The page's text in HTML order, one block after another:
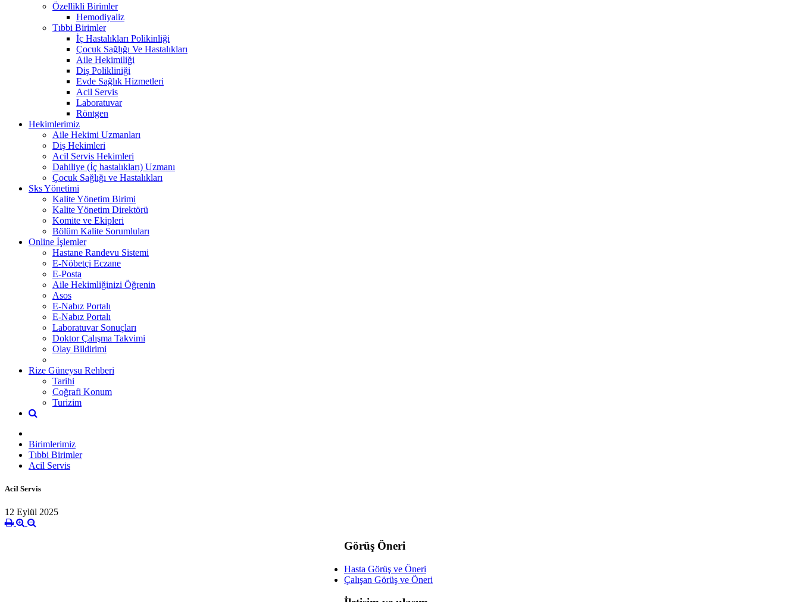
Özellikli Birimler
Hemodiyaliz
Tıbbi Birimler
İç Hastalıkları Polikinliği
Çocuk Sağlığı Ve Hastalıkları
Aile Hekimiliği
Diş Polikliniği
Evde Sağlık Hizmetleri
Acil Servis
Laboratuvar
Röntgen
Hekimlerimiz
Aile Hekimi Uzmanları
Diş Hekimleri
Acil Servis Hekimleri
Dahiliye (İç hastalıkları) Uzmanı
Çocuk Sağlığı ve Hastalıkları
Sks Yönetimi
Kalite Yönetim Birimi
Kalite Yönetim Direktörü
Komite ve Ekipleri
Bölüm Kalite Sorumluları
Online İşlemler
Hastane Randevu Sistemi
E-Nöbetçi Eczane
E-Posta
Aile Hekimliğinizi Öğrenin
Asos
E-Nabız Portalı
E-Nabız Portalı
Laboratuvar Sonuçları
Doktor Çalışma Takvimi
Olay Bildirimi
Rize Güneysu Rehberi
Tarihi
Coğrafi Konum
Turizim
Birimlerimiz
Tıbbi Birimler
Acil Servis
Acil Servis
12 Eylül 2025
Görüş Öneri
Hasta Görüş ve Öneri
Çalışan Görüş ve Öneri